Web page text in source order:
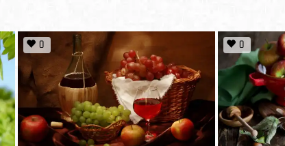
0 0